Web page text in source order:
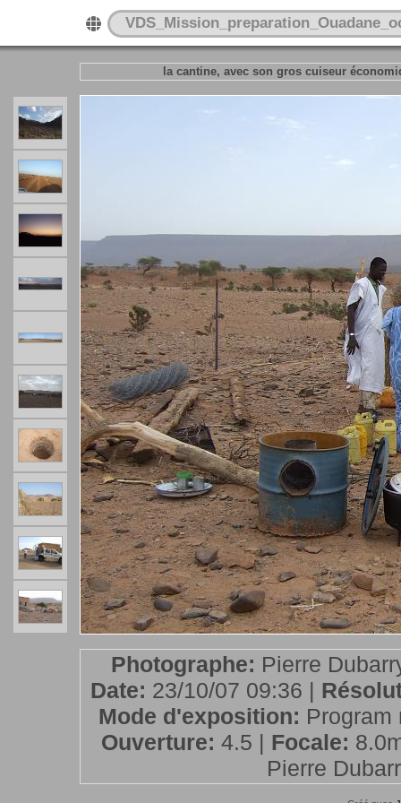
la cantine, avec son gros cuiseur
Photographe: Pierre
Date: 23/10/07 09:36 |
Mode d'exposition:
Ouverture: 4.5 | Focale:
Pierre